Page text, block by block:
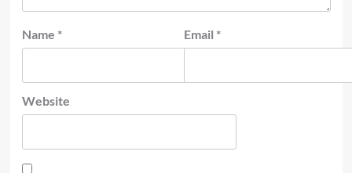
Name * Email *
Website